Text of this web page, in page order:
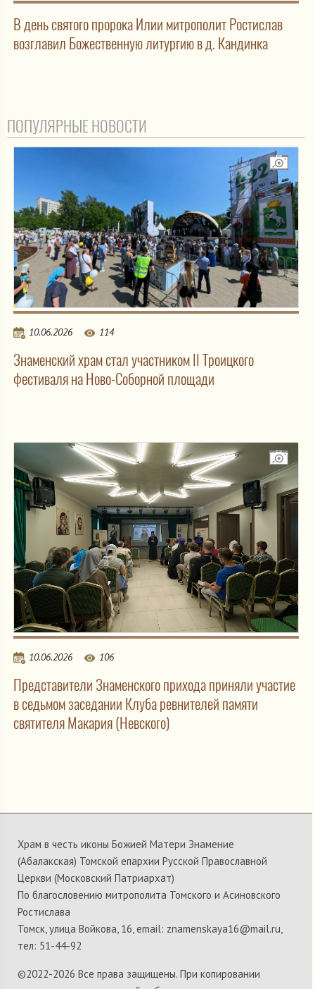
В день святого пророка Илии митрополит Ростислав
возглавил Божественную литургию в д. Кандинка
ПОПУЛЯРНЫЕ НОВОСТИ
10.06.2026 114
Знаменский храм стал участником II Троицкого
фестиваля на Ново-Соборной площади
10.06.2026 106
Представители Знаменского прихода приняли участие
в седьмом заседании Клуба ревнителей памяти
святителя Макария (Невского)
Храм в честь иконы Божией Матери Знамение
(Абалакская) Томской епархии Русской Православной
Церкви (Московский Патриархат)
По благословению митрополита Томского и Асиновского
Ростислава
Томск, улица Войкова, 16, email: znamenskaya16@mail.ru,
тел: 51-44-92
©2022-2026 Все права защищены. При копировании